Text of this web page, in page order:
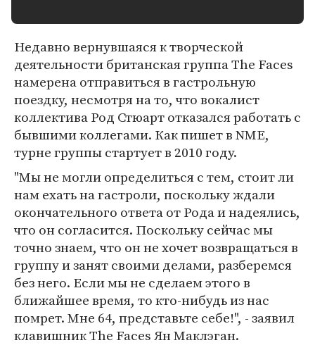
Недавно вернувшаяся к творческой
деятельности британская группа The Faces
намерена отправиться в гастрольную
поездку, несмотря на то, что вокалист
коллектива Род Стюарт отказался работать с
бывшими коллегами. Как пишет в NME,
турне группы стартует в 2010 году.
"Мы не могли определиться с тем, стоит ли
нам ехать на гастроли, поскольку ждали
окончательного ответа от Рода и надеялись,
что он согласится. Поскольку сейчас мы
точно знаем, что он не хочет возвращаться в
группу и занят своими делами, разберемся
без него. Если мы не сделаем этого в
ближайшее время, то кто-нибудь из нас
помрет. Мне 64, представьте себе!", - заявил
клавишник The Faces Ян Маклэган.